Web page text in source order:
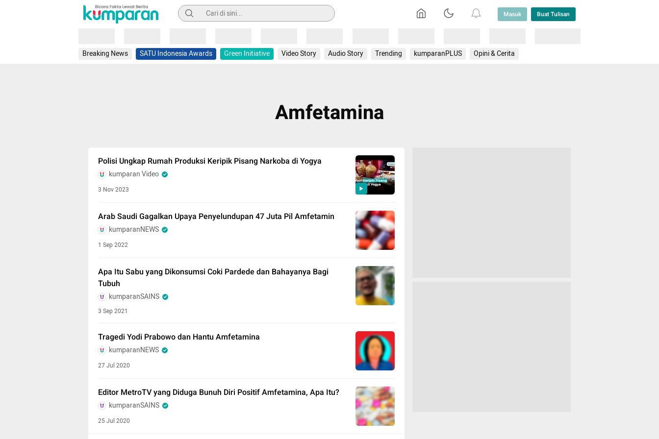
Pencarian Masuk Buat Tulisan
Breaking News SATU Indonesia Awards Green Initiative Video Story Audio Story Trending kumparanPLUS Opini & Cerita
Amfetamina
Polisi Ungkap Rumah Produksi Keripik Pisang Narkoba di Yogya
kumparan Video
3 Nov 2023
Arab Saudi Gagalkan Upaya Penyelundupan 47 Juta Pil Amfetamin
kumparanNEWS
1 Sep 2022
Apa Itu Sabu yang Dikonsumsi Coki Pardede dan Bahayanya Bagi
Tubuh
kumparanSAINS
3 Sep 2021
Tragedi Yodi Prabowo dan Hantu Amfetamina
kumparanNEWS
27 Jul 2020
Editor MetroTV yang Diduga Bunuh Diri Positif Amfetamina, Apa Itu?
kumparanSAINS
25 Jul 2020